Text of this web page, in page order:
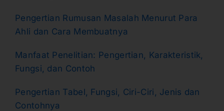
Pengertian Rumusan Masalah Menurut Para
Ahli dan Cara Membuatnya
Manfaat Penelitian: Pengertian, Karakteristik,
Fungsi, dan Contoh
Pengertian Tabel, Fungsi, Ciri-Ciri, Jenis dan
Contohnya